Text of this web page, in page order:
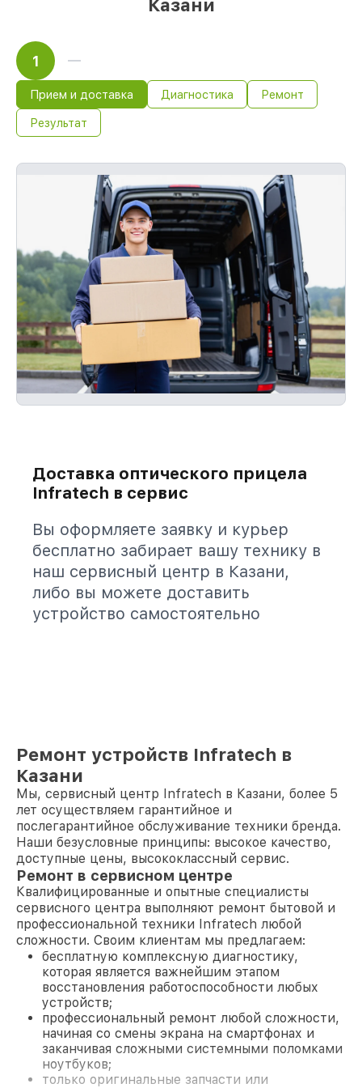
Казани
1
Прием и доставка Диагностика Ремонт
Результат
Доставка оптического прицела
Infratech в сервис
Вы оформляете заявку и курьер
бесплатно забирает вашу технику в
наш сервисный центр в Казани,
либо вы можете доставить
устройство самостоятельно
Ремонт устройств Infratech в
Казани
Мы, сервисный центр Infratech в Казани, более 5
лет осуществляем гарантийное и
послегарантийное обслуживание техники бренда.
Наши безусловные принципы: высокое качество,
доступные цены, высококлассный сервис.
Ремонт в сервисном центре
Квалифицированные и опытные специалисты
сервисного центра выполняют ремонт бытовой и
профессиональной техники Infratech любой
сложности. Своим клиентам мы предлагаем:
бесплатную комплексную диагностику,
которая является важнейшим этапом
восстановления работоспособности любых
устройств;
профессиональный ремонт любой сложности,
начиная со смены экрана на смартфонах и
заканчивая сложными системными поломками
ноутбуков;
только оригинальные запчасти или